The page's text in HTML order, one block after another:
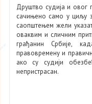
Друштво судија и овог
сачињено само у циљу
саопштењем жели
оваквим и сличним
грађанин Србије,
правовремену и
ако су судији
непристрасан.